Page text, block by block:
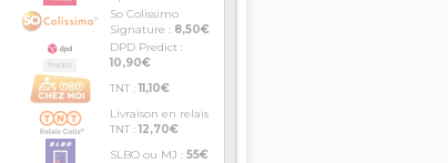
So Colissimo
Signature : 8,50€
DPD Predict :
10,90€
TNT :11,10€
Livraison en relais
TNT :12,70€
SLBO ou MJ : 55€